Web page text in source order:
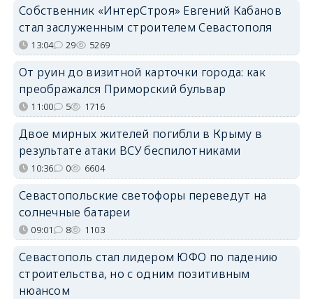
Собственник «ИнтерСтроя» Евгений Кабанов
стал заслуженным строителем Севастополя
13:04 29 5269
От руин до визитной карточки города: как
преображался Приморский бульвар
11:00 5 1716
Двое мирных жителей погибли в Крыму в
результате атаки ВСУ беспилотниками
10:36 0 6604
Севастопольские светофоры переведут на
солнечные батареи
09:01 8 1103
Севастополь стал лидером ЮФО по падению
строительства, но с одним позитивным
нюансом